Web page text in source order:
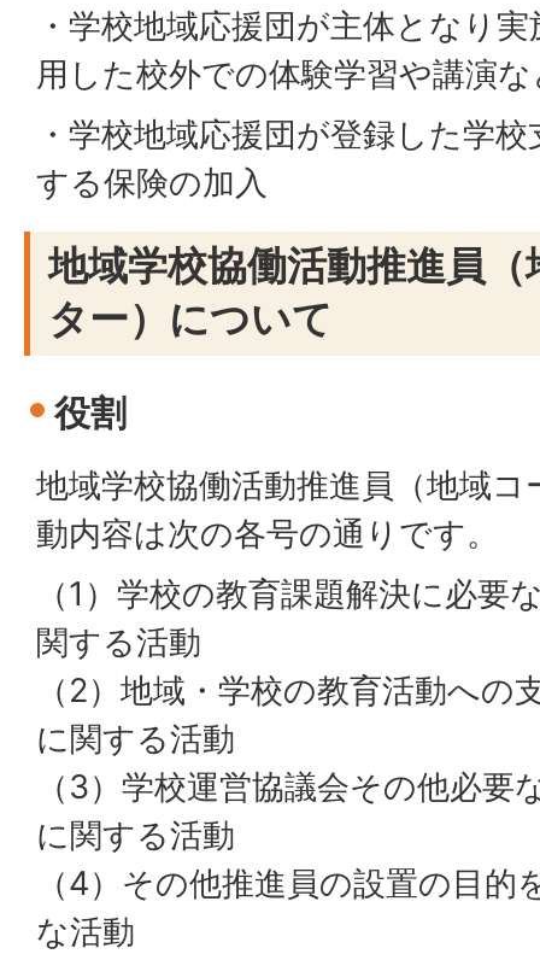
・学校地域応援団が主体となり
用した校外での体験学習や講演
・学校地域応援団が登録した学
する保険の加入
地域学校協働活動推進員
ター）について
役割
地域学校協働活動推進員（地域
動内容は次の各号の通りです。
（1）学校の教育課題解決に必要
関する活動
（2）地域・学校の教育活動への
に関する活動
（3）学校運営協議会その他必要
に関する活動
（4）その他推進員の設置の目
な活動